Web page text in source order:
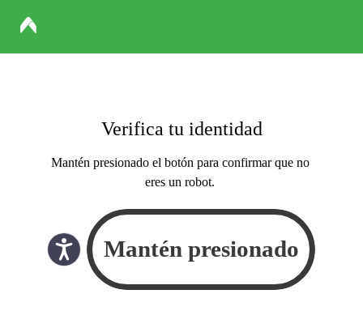
Verifica tu identidad
Mantén presionado el botón para confirmar que no
eres un robot.